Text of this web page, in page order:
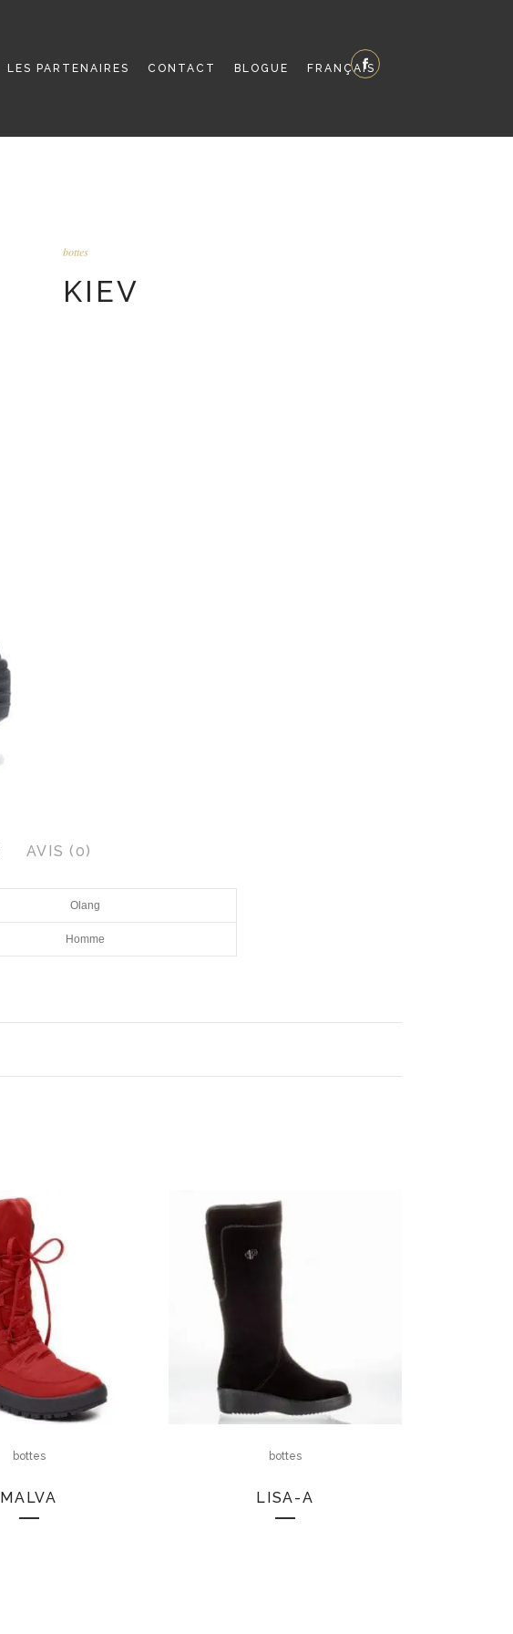
LES PARTENAIRES CONTACT BLOGUE FRANÇAIS
bottes
KIEV
AVIS (0)
Olang
Homme
bottes
MALVA
bottes
LISA-A